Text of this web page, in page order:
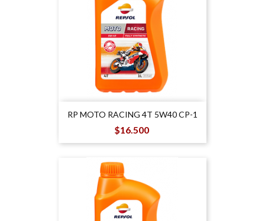
RP MOTO RACING 4T 5W40 CP-1
Precio
$16.500